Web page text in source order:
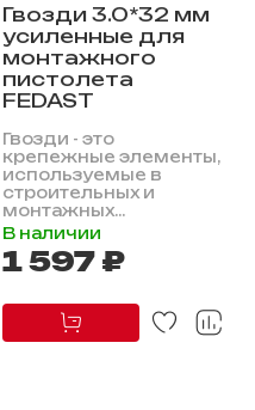
Гвозди 3.0*32 мм
усиленные для
монтажного
пистолета
FEDAST
Гвозди - это
крепежные элементы,
используемые в
строительных и
монтажных...
В наличии
1 597 ₽